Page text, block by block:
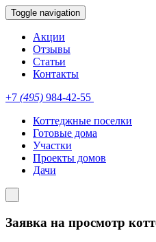
Toggle navigation
Акции
Отзывы
Статьи
Контакты
+7 (495) 984-42-55
Коттеджные поселки
Готовые дома
Участки
Проекты домов
Дачи
Заявка на просмотр